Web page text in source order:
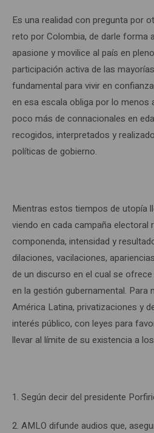
Es una realidad con pregunta por
reto por Colombia, de darle forma
apasione y movilice al país en
participación activa de las
fundamental para vivir en
en esa escala obliga por lo menos
poco más de connacionales en
recogidos, interpretados y
políticas de gobierno.
Mientras estos tiempos de utopía
viendo en cada campaña electoral
componenda, intensidad y
dilaciones, vacilaciones,
de un discurso en el cual se
en la gestión gubernamental. Para
América Latina, privatizaciones y
interés público, con leyes para
llevar al límite de su existencia a
1. Según decir del presidente
2. AMLO difunde audios que,